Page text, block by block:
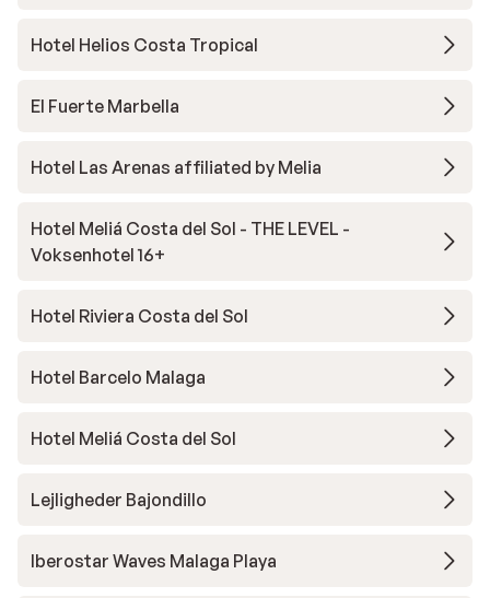
Hotel Helios Costa Tropical
El Fuerte Marbella
Hotel Las Arenas affiliated by Melia
Hotel Meliá Costa del Sol - THE LEVEL -
Voksenhotel 16+
Hotel Riviera Costa del Sol
Hotel Barcelo Malaga
Hotel Meliá Costa del Sol
Lejligheder Bajondillo
Iberostar Waves Malaga Playa